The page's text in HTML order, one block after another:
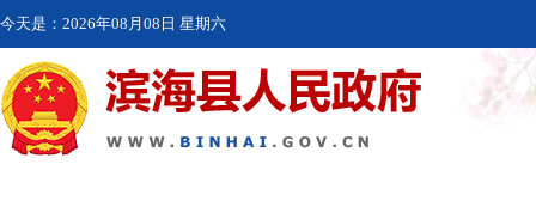
今天是： 2026年08月08日 星期六